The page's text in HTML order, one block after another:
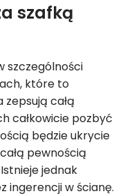
szafką
szczególności
które to
całą
całkowicie pozbyć
będzie ukrycie
pewnością
jednak
ingerencji w ścianę.